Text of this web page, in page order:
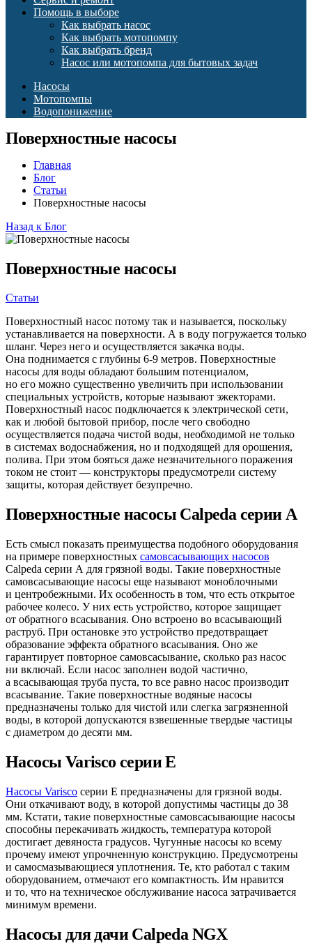
Помощь в выборе
Как выбрать насос
Как выбрать мотопомпу
Как выбрать бренд
Насос или мотопомпа для бытовых задач
Насосы
Мотопомпы
Водопонижение
Поверхностные насосы
Главная
Блог
Статьи
Поверхностные насосы
Назад к Блог
Поверхностные насосы
Статьи
Поверхностный насос потому так и называется, поскольку
устанавливается на поверхности. А в воду погружается только
шланг. Через него и осуществляется закачка воды.
Она поднимается с глубины 6-9 метров. Поверхностные
насосы для воды обладают большим потенциалом,
но его можно существенно увеличить при использовании
специальных устройств, которые называют эжекторами.
Поверхностный насос подключается к электрической сети,
как и любой бытовой прибор, после чего свободно
осуществляется подача чистой воды, необходимой не только
в системах водоснабжения, но и подходящей для орошения,
полива. При этом бояться даже незначительного поражения
током не стоит — конструкторы предусмотрели систему
защиты, которая действует безупречно.
Поверхностные насосы Calpeda серии A
Есть смысл показать преимущества подобного оборудования
на примере поверхностных самовсасывающих насосов
Calpeda серии А для грязной воды. Такие поверхностные
самовсасывающие насосы еще называют моноблочными
и центробежными. Их особенность в том, что есть открытое
рабочее колесо. У них есть устройство, которое защищает
от обратного всасывания. Оно встроено во всасывающий
раструб. При остановке это устройство предотвращает
образование эффекта обратного всасывания. Оно же
гарантирует повторное самовсасывание, сколько раз насос
ни включай. Если насос заполнен водой частично,
а всасывающая труба пуста, то все равно насос производит
всасывание. Такие поверхностные водяные насосы
предназначены только для чистой или слегка загрязненной
воды, в которой допускаются взвешенные твердые частицы
с диаметром до десяти мм.
Насосы Varisco серии E
Насосы Varisco серии Е предназначены для грязной воды.
Они откачивают воду, в которой допустимы частицы до 38
мм. Кстати, такие поверхностные самовсасывающие насосы
способны перекачивать жидкость, температура которой
достигает девяноста градусов. Чугунные насосы ко всему
прочему имеют упрочненную конструкцию. Предусмотрены
и самосмазывающиеся уплотнения. Те, кто работал с таким
оборудованием, отмечают его компактность. Им нравится
и то, что на техническое обслуживание насоса затрачивается
минимум времени.
Насосы для дачи Calpeda NGX